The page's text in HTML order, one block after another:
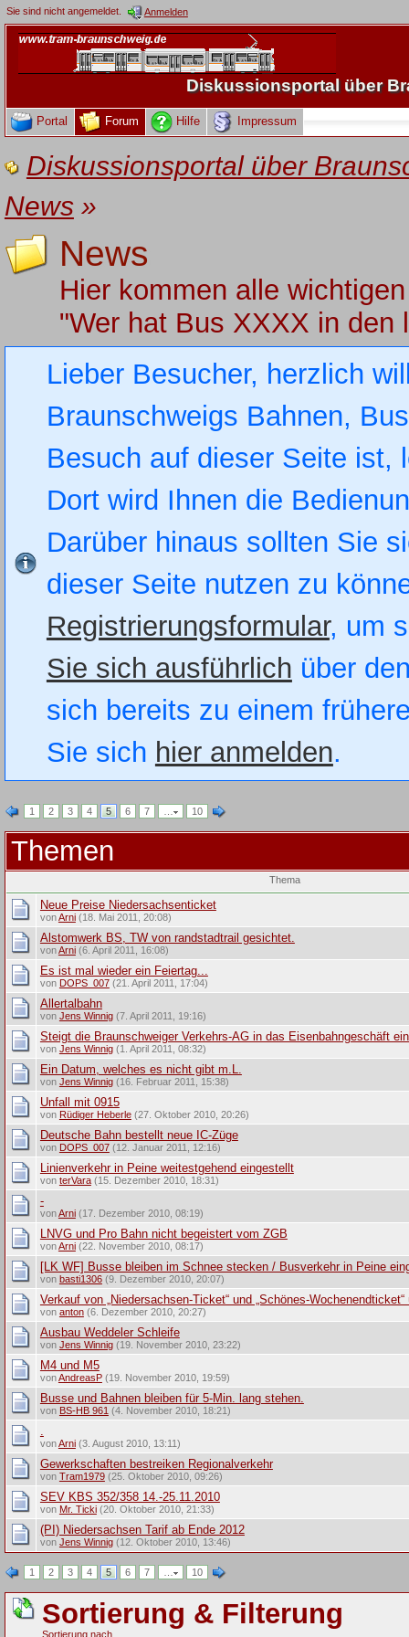
Sie sind nicht angemeldet. Anmelden
Diskussionsportal über
Portal Forum Hilfe Impressum
Diskussionsportal über
News»
News
Hier kommen alle
"Wer hat Bus XXXX in den
Lieber Besucher, herzlich
Braunschweigs Bahnen,
Besuch auf dieser Seite
Dort wird Ihnen die
Darüber hinaus sollten Sie
dieser Seite nutzen zu
Registrierungsformular, um
Sie sich ausführlich über
sich bereits zu einem
Sie sich hier anmelden.
1 2 3 4 5 6 7 … 10
Themen
Thema
Neue Preise Niedersachsenticket
vonArni(18. Mai 2011, 20:08)
Alstomwerk BS, TW von randstadtrail gesichtet.
vonArni(6. April 2011, 16:08)
Es ist mal wieder ein Feiertag...
von DOPS_007(21. April 2011, 17:04)
Allertalbahn
von Jens Winnig(7. April 2011, 19:16)
Steigt die Braunschweiger Verkehrs-AG in das Eisenbahngeschäft
von Jens Winnig(1. April 2011, 08:32)
Ein Datum, welches es nicht gibt m.L.
von Jens Winnig(16. Februar 2011, 15:38)
Unfall mit 0915
von Rüdiger Heberle(27. Oktober 2010, 20:26)
Deutsche Bahn bestellt neue IC-Züge
von DOPS_007(12. Januar 2011, 12:16)
Linienverkehr in Peine weitestgehend eingestellt
von terVara(15. Dezember 2010, 18:31)
-
vonArni(17. Dezember 2010, 08:19)
LNVG und Pro Bahn nicht begeistert vom ZGB
vonArni(22. November 2010, 08:17)
[LK WF] Busse bleiben im Schnee stecken / Busverkehr in Peine
von basti1306(9. Dezember 2010, 20:07)
Verkauf von „Niedersachsen-Ticket“ und „Schönes-
von anton(6. Dezember 2010, 20:27)
Ausbau Weddeler Schleife
von Jens Winnig(19. November 2010, 23:22)
M4 und M5
vonAndreasP(19. November 2010, 19:59)
Busse und Bahnen bleiben für 5-Min. lang stehen.
von BS-HB 961(4. November 2010, 18:21)
.
vonArni(3. August 2010, 13:11)
Gewerkschaften bestreiken Regionalverkehr
von Tram1979(25. Oktober 2010, 09:26)
SEV KBS 352/358 14.-25.11.2010
von Mr. Ticki(20. Oktober 2010, 21:33)
(PI) Niedersachsen Tarif ab Ende 2012
von Jens Winnig(12. Oktober 2010, 13:46)
1 2 3 4 5 6 7 10
Sortierung & Filterung
Sortierung nach